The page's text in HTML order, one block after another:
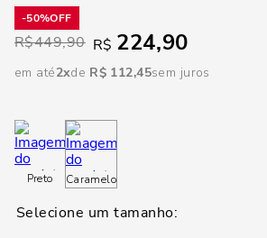
50%
R$449,90 R$ 224,90
em até2 R$ 112,45sem juros
Preto Caramelo